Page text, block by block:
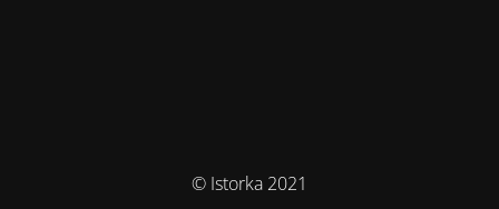
© Istorka 2021